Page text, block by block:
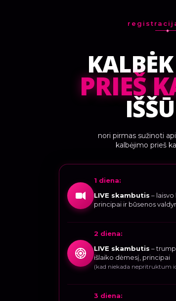
PRIEŠ
nori pirmas sužinoti
kalbėjimo prieš
1 diena:
LIVE skambutis –
principai ir būsenos
2 diena:
LIVE skambutis –
išlaiko dėmesį, principai
(kad niekada nepritruktum
3 diena: